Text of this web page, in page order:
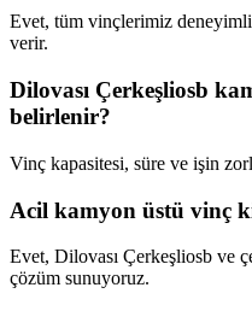
Evet, tüm vinçlerimiz
verir.
Dilovası Çerkeşliosb
belirlenir?
Vinç kapasitesi, süre ve işin
Acil kamyon üstü vinç
Evet, Dilovası Çerkeşliosb ve
çözüm sunuyoruz.